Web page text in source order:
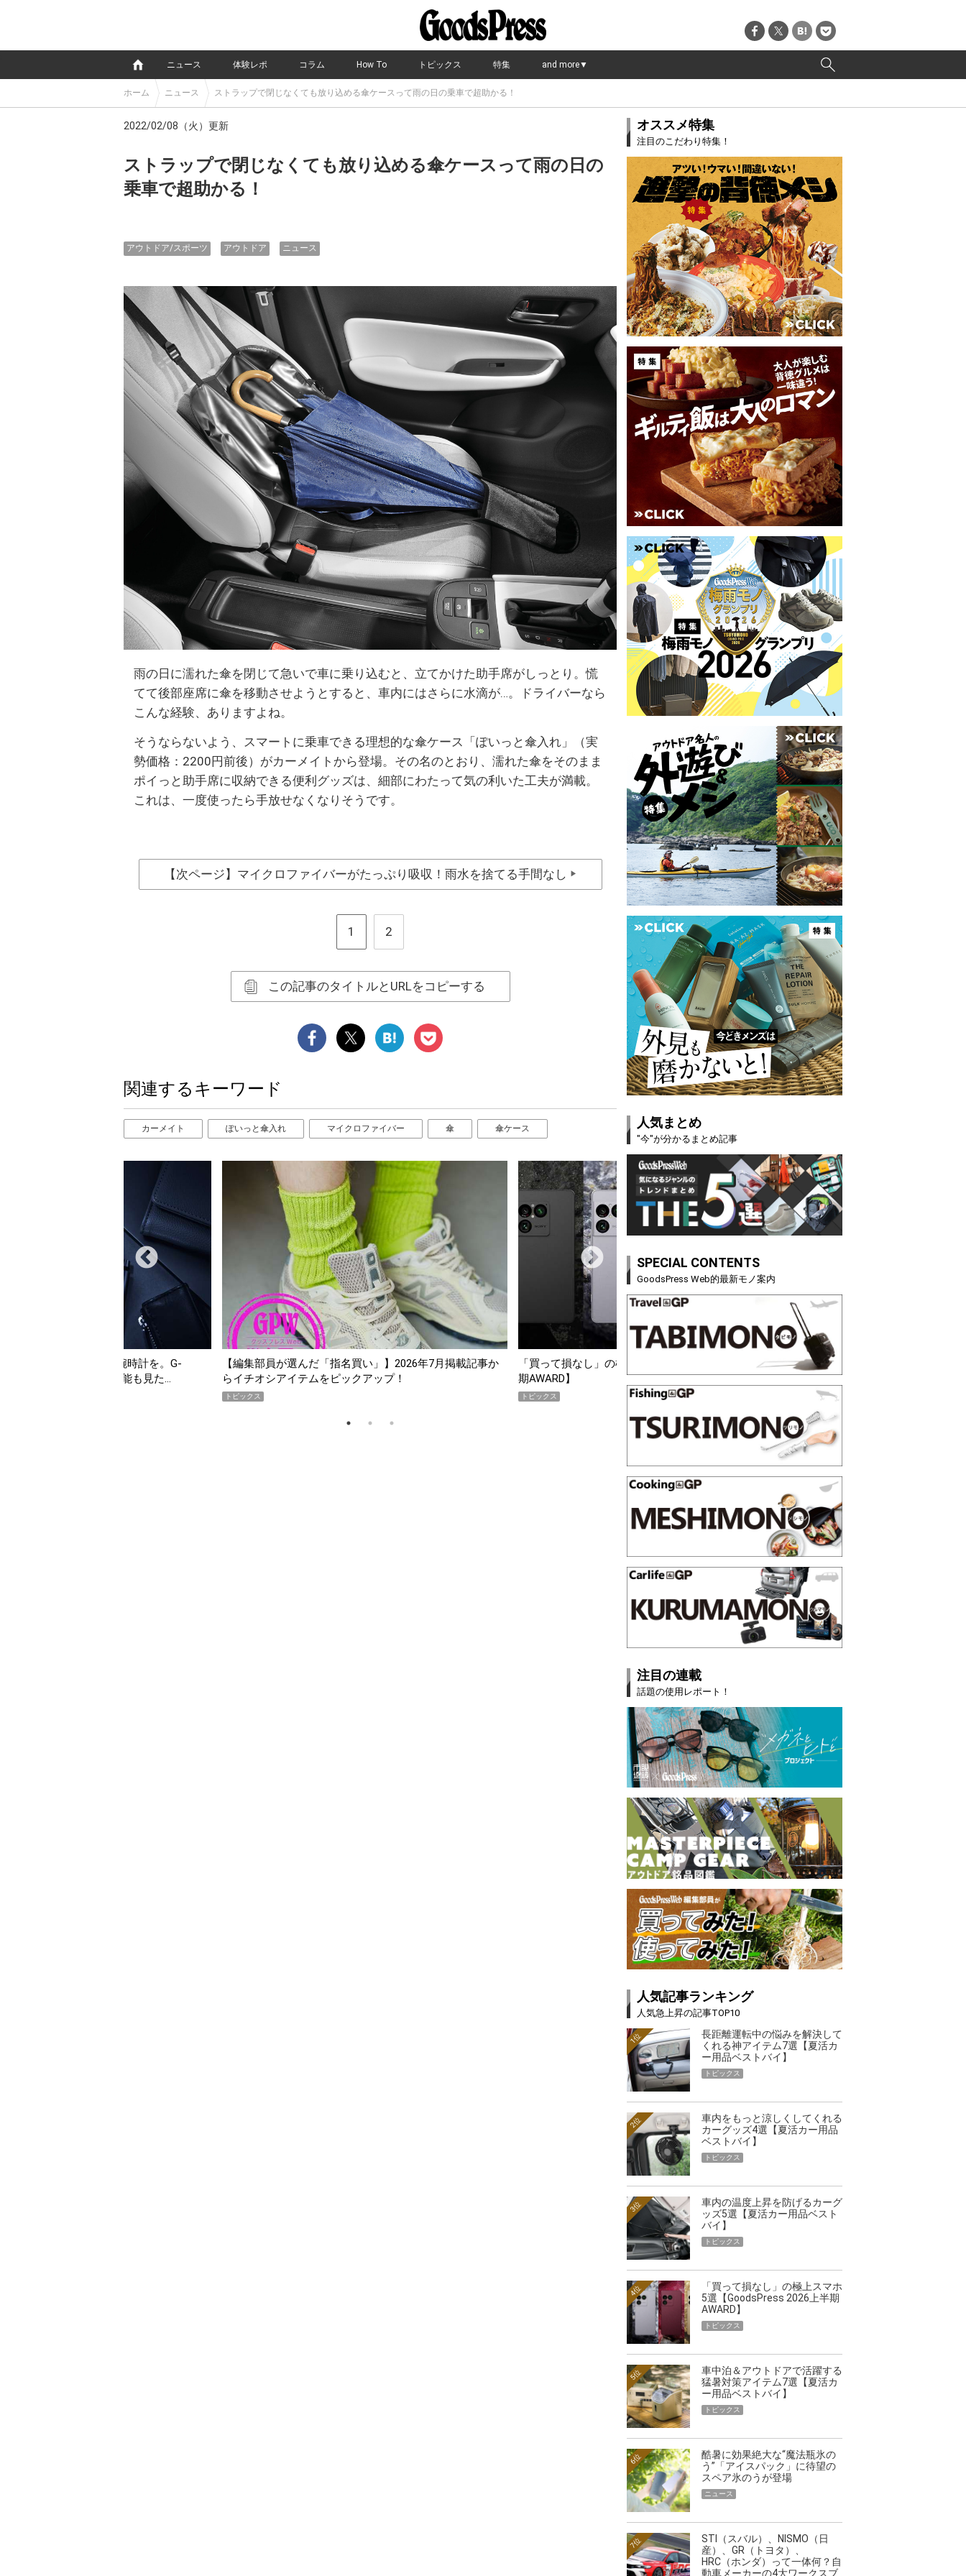
ニュース 体験レポ コラム How To トピックス 特集 and more▼
ホーム ニュース ストラップで閉じなくても放り込める傘ケースって雨の日の乗車で超助かる！
2022/02/08（火）更新
ストラップで閉じなくても放り込める傘ケースって雨の日の
乗車で超助かる！
アウトドア/スポーツ アウトドア ニュース
雨の日に濡れた傘を閉じて急いで車に乗り込むと、立てかけた助手席がしっとり。慌
てて後部座席に傘を移動させようとすると、車内にはさらに水滴が…。ドライバーなら
こんな経験、ありますよね。
そうならないよう、スマートに乗車できる理想的な傘ケース「ぽいっと傘入れ」（実
勢価格：2200円前後）がカーメイトから登場。その名のとおり、濡れた傘をそのまま
ポイっと助手席に収納できる便利グッズは、細部にわたって気の利いた工夫が満載。
これは、一度使ったら手放せなくなりそうです。
【次ページ】マイクロファイバーがたっぷり吸収！雨水を捨てる手間なし ▶
1 2
この記事のタイトルとURLをコピーする
関連するキーワード
カーメイト ぽいっと傘入れ マイクロファイバー 傘 傘ケース
【編集部員が選んだ「指名買い」】2026年7月掲載記事か
らイチオシアイテムをピックアップ！
「買って損なし」の極上スマホ5選【GoodsPress 2026上半
薄着になる季節の夏こそ“映える”タフな腕時計を
SHOCK「GRAVITYMASTER」は本当に機能も見
オススメ特集
注目のこだわり特集！
人気まとめ
"今"が分かるまとめ記事
SPECIAL CONTENTS
GoodsPress Web的最新モノ案内
注目の連載
話題の使用レポート！
人気記事ランキング
人気急上昇の記事TOP10
長距離運転中の悩みを解決して
くれる神アイテム7選【夏活カ
ー用品ベストバイ】
1位
トピックス
車内をもっと涼しくしてくれる
カーグッズ4選【夏活カー用品
ベストバイ】
2位
トピックス
車内の温度上昇を防げるカーグ
ッズ5選【夏活カー用品ベスト
バイ】
3位
トピックス
「買って損なし」の極上スマホ
5選【GoodsPress 2026上半期
AWARD】
4位
トピックス
車中泊＆アウトドアで活躍する
猛暑対策アイテム7選【夏活カ
ー用品ベストバイ】
5位
トピックス
酷暑に効果絶大な“魔法瓶氷の
う”「アイスパック」に待望の
スペア氷のうが登場
6位
ニュース
STI（スバル）、NISMO（日
産）、GR（トヨタ）、
HRC（ホンダ）って一体何？自
動車メーカーの4大ワークスブ
7位